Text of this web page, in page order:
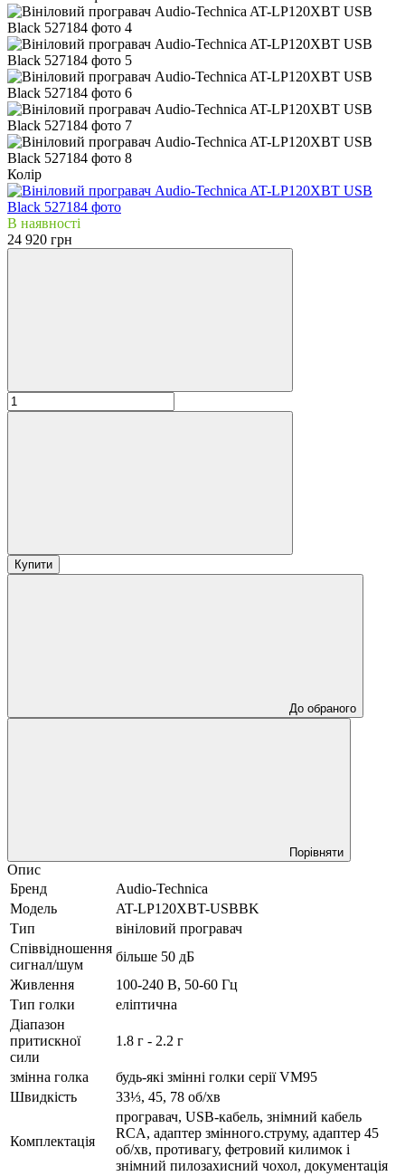
Колір
В наявності
24 920 грн
Купити
До обраного
Порівняти
Опис
Бренд
Audio-Technica
Модель
AT-LP120XBT-USBBK
Тип
вініловий програвач
Співвідношення
сигнал/шум
більше 50 дБ
Живлення
100-240 В, 50-60 Гц
Тип голки
еліптична
Діапазон
притискної
сили
1.8 г - 2.2 г
змінна голка
будь-які змінні голки серії VM95
Швидкість
33⅓, 45, 78 об/хв
Комплектація
програвач, USB-кабель, знімний кабель
RCA, адаптер змінного.струму, адаптер 45
об/хв, противагу, фетровий килимок і
знімний пилозахисний чохол, документація